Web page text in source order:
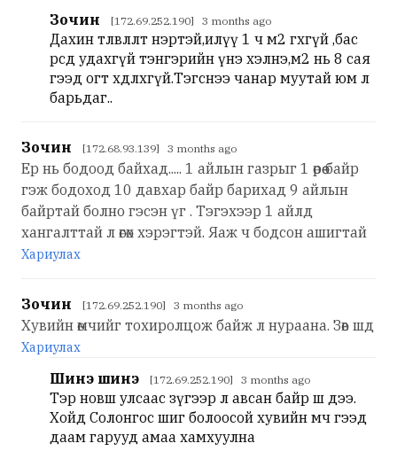
Зочин [172.69.252.190] 3 months ago
Дахин төлөвлөлт нэртэй,илүү 1 ч м2 өгөхгүй ,бас
өөрсдөө удахгүй тэнгэрийн үнэ хэлнэ,м2 нь 8 сая
гээд огт хөдлөхгүй.Тэгснээ чанар муутай юм л
барьдаг..
Зочин [172.68.93.139] 3 months ago
Ер нь бодоод байхад..... 1 айлын газрыг 1 өрөө байр
гэж бодоход 10 давхар байр барихад 9 айлын
байртай болно гэсэн үг . Тэгэхээр 1 айлд
хангалттай л өгөх хэрэгтэй. Яаж ч бодсон ашигтай
Хариулах
Зочин [172.69.252.190] 3 months ago
Хувийн өмчийг тохиролцож байж л нураана. Зөв шд
Хариулах
Шинэ шинэ [172.69.252.190] 3 months ago
Тэр новш улсаас зүгээр л авсан байр ш дээ.
Хойд Солонгос шиг болоосой хувийн өмч гээд
даам гарууд амаа хамхуулна